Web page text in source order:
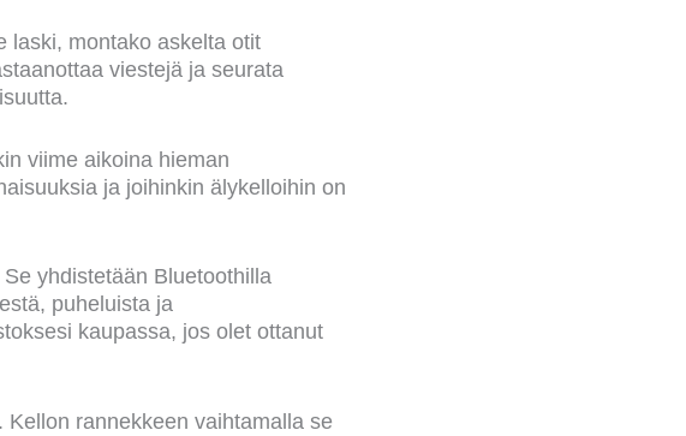
laski, montako askelta otit
viestejä ja seurata
viime aikoina hieman
ja joihinkin älykelloihin on
yhdistetään Bluetoothilla
puheluista ja
kaupassa, jos olet ottanut
rannekkeen vaihtamalla se